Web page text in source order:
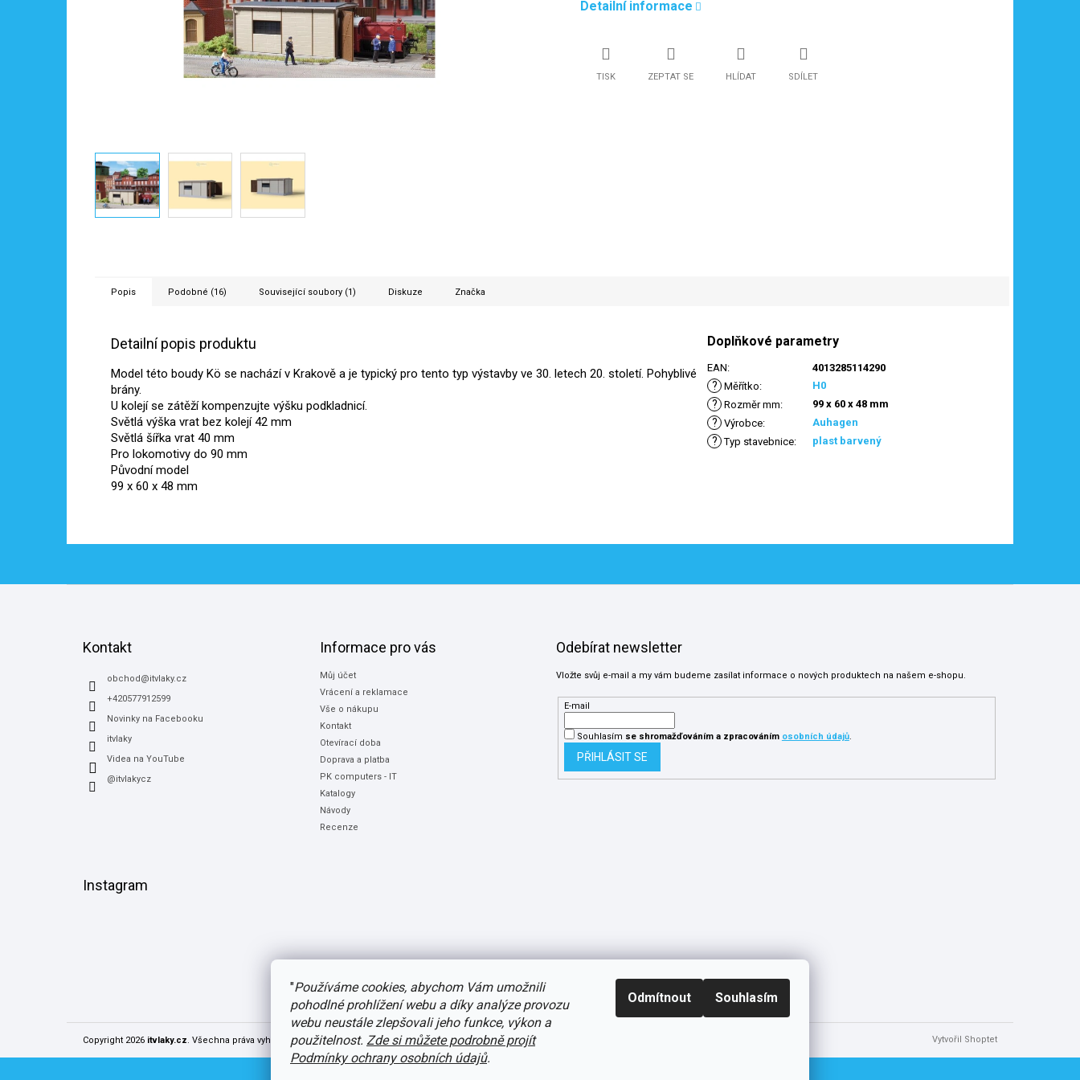
"Používáme cookies, abychom Vám umožnili
pohodlné prohlížení webu a díky analýze provozu
webu neustále zlepšovali jeho funkce, výkon a
použitelnost. Zde si můžete podrobně projít
Podmínky ochrany osobních údajů.
Odmítnout Souhlasím
Detailní informace
TISK ZEPTAT SE HLÍDAT SDÍLET
Popis Podobné (16) Související soubory (1) Diskuze Značka
Detailní popis produktu
Model této boudy Kö se nachází v Krakově a je typický pro tento typ výstavby ve 30. letech 20. století. Pohyblivé
brány.
U kolejí se zátěží kompenzujte výšku podkladnicí.
Světlá výška vrat bez kolejí 42 mm
Světlá šířka vrat 40 mm
Pro lokomotivy do 90 mm
Původní model
99 x 60 x 48 mm
Doplňkové parametry
EAN: 4013285114290
? Měřítko: H0
? Rozměr mm: 99 x 60 x 48 mm
? Výrobce: Auhagen
? Typ stavebnice: plast barvený
Kontakt
obchod@itvlaky.cz
+420577912599
Novinky na Facebooku
itvlaky
Videa na YouTube
@itvlakycz
Informace pro vás
Můj účet
Vrácení a reklamace
Vše o nákupu
Kontakt
Otevírací doba
Doprava a platba
PK computers - IT
Katalogy
Návody
Recenze
Odebírat newsletter
Vložte svůj e-mail a my vám budeme zasílat informace o nových produktech na našem e-shopu.
E-mail
Souhlasím se shromažďováníma zpracováním osobních údajů.
PŘIHLÁSIT SE
Instagram
Vytvořil Shoptet
Copyright 2026 itvlaky.cz . Všechna práva vyhrazena.Upravit nastavení cookies